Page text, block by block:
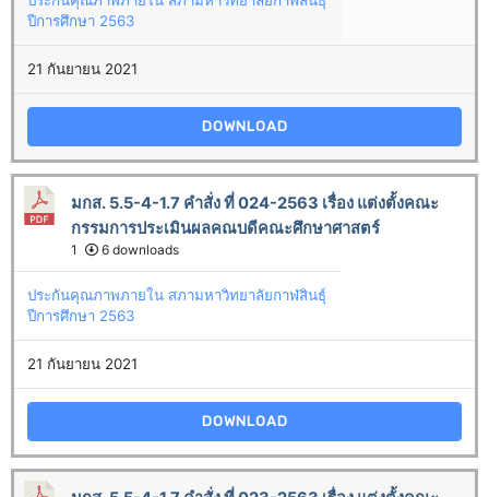
ปีการศึกษา 2563
21 กันยายน 2021
DOWNLOAD
มกส. 5.5-4-1.7 คำสั่ง ที่ 024-2563 เรื่อง แต่งตั้งคณะ
กรรมการประเมินผลคณบดีคณะศึกษาศาสตร์
1 6 downloads
ประกันคุณภาพภายใน สภามหาวิทยาลัยกาฬสินธุ์
ปีการศึกษา 2563
21 กันยายน 2021
DOWNLOAD